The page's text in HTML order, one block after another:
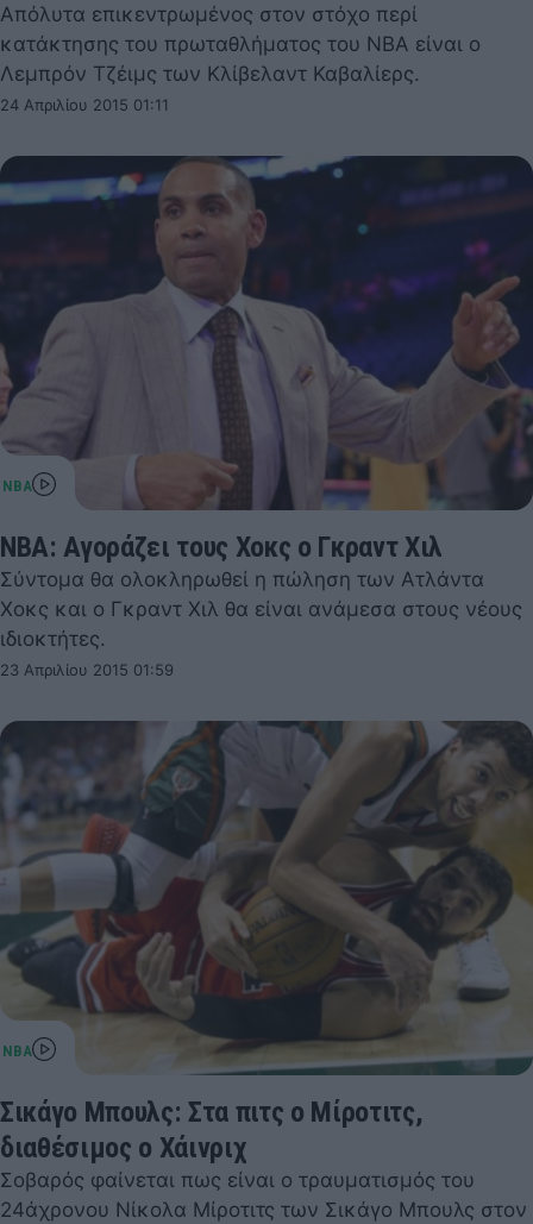
Απόλυτα επικεντρωμένος στον στόχο περί
κατάκτησης του πρωταθλήματος του NBA είναι ο
Λεμπρόν Τζέιμς των Κλίβελαντ Καβαλίερς.
24 Απριλίου 2015 01:11
NBA: Αγοράζει τους Χοκς ο Γκραντ Χιλ
Σύντομα θα ολοκληρωθεί η πώληση των Ατλάντα
Χοκς και ο Γκραντ Χιλ θα είναι ανάμεσα στους νέους
ιδιοκτήτες.
23 Απριλίου 2015 01:59
Σικάγο Μπουλς: Στα πιτς ο Μίροτιτς,
διαθέσιμος ο Χάινριχ
Σοβαρός φαίνεται πως είναι ο τραυματισμός του
24άχρονου Νίκολα Μίροτιτς των Σικάγο Μπουλς στον